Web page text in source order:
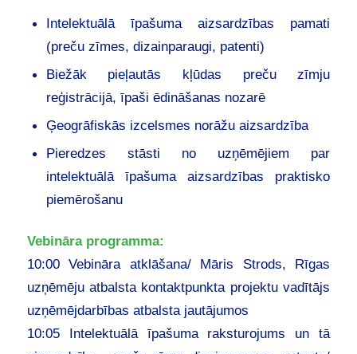
Intelektuālā īpašuma aizsardzības pamati
(preču zīmes, dizainparaugi, patenti)
Biežāk pieļautās kļūdas preču zīmju
reģistrācijā, īpaši ēdināšanas nozarē
Ģeogrāfiskās izcelsmes norāžu aizsardzība
Pieredzes stāsti no uzņēmējiem par
intelektuālā īpašuma aizsardzības praktisko
piemērošanu
Vebināra programma:
10:00 Vebināra atklāšana/ Māris Strods, Rīgas
uzņēmēju atbalsta kontaktpunkta projektu vadītājs
uzņēmējdarbības atbalsta jautājumos
10:05 Intelektuālā īpašuma raksturojums un tā